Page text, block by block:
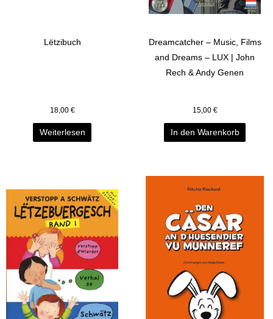
Lëtzibuch
18,00 €
Weiterlesen
Dreamcatcher – Music, Films
and Dreams – LUX | John
Rech & Andy Genen
15,00 €
In den Warenkorb